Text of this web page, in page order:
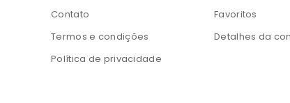
Contato
Termos e condições
Política de privacidade
Favoritos
Detalhes da